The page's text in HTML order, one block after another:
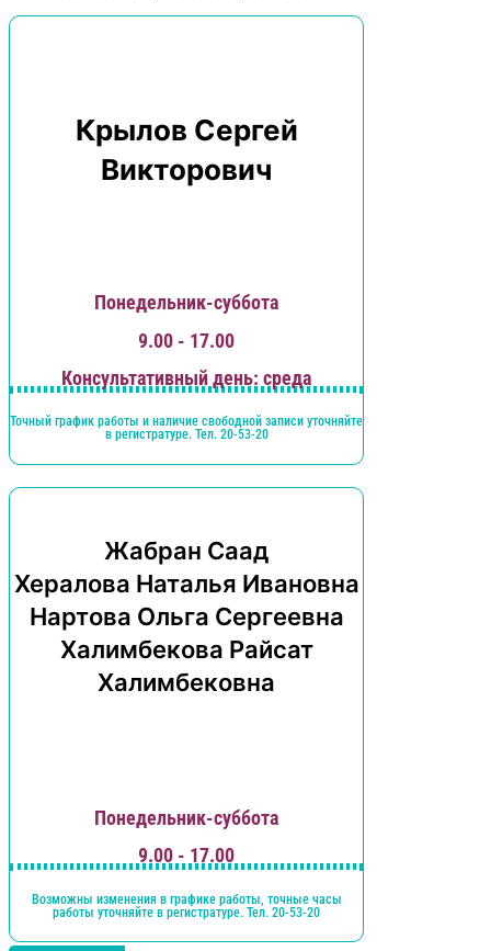
Крылов Сергей
Викторович
Понедельник-суббота
9.00 - 17.00
Консультативный день: среда
Точный график работы и наличие свободной записи уточняйте
в регистратуре. Тел. 20-53-20
Жабран Саад
Хералова Наталья Ивановна
Нартова Ольга Сергеевна
Халимбекова Райсат
Халимбековна
Понедельник-суббота
9.00 - 17.00
Возможны изменения в графике работы, точные часы
работы уточняйте в регистратуре. Тел. 20-53-20